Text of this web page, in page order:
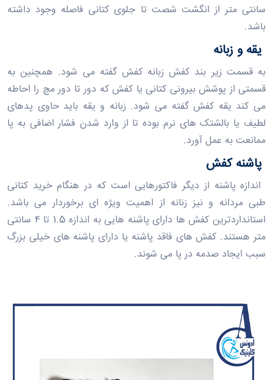
سانتی‌ متر از انگشت شصت تا جلوی کتانی فاصله وجود داشته
باشد.
یقه و زبانه
به قسمت زیر بند کفش زبانه کفش گفته می ‌شود. همچنین به
قسمتی از پوشش بیرونی کتانی یا کفش که دور تا دور مچ را احاطه
می‌ کند یقه کفش گفته می ‌شود. زبانه و یقه باید حاوی پدهای
لطیف یا بالشتک های نرم بوده تا از وارد شدن فشار اضافی به پا
ممانعت به عمل آورد.
پاشنه کفش
اندازه پاشنه از دیگر فاکتورهایی است که در هنگام خرید کتانی
طبی مردانه و نیز زنانه از اهمیت ویژه‌ ای برخوردار می ‌باشد.
استانداردترین کفش ها دارای پاشنه هایی به اندازه 1.5 تا ۴ سانتی
متر هستند. کفش های فاقد پاشنه یا دارای پاشنه های خیلی بزرگ
سبب ایجاد صدمه در پا می شوند.